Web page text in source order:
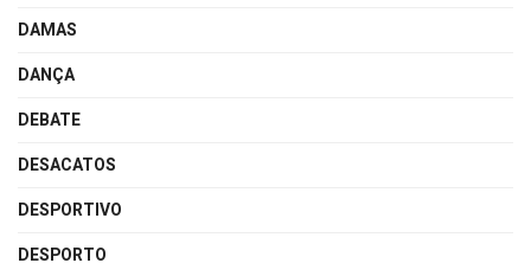
DAMAS
DANÇA
DEBATE
DESACATOS
DESPORTIVO
DESPORTO